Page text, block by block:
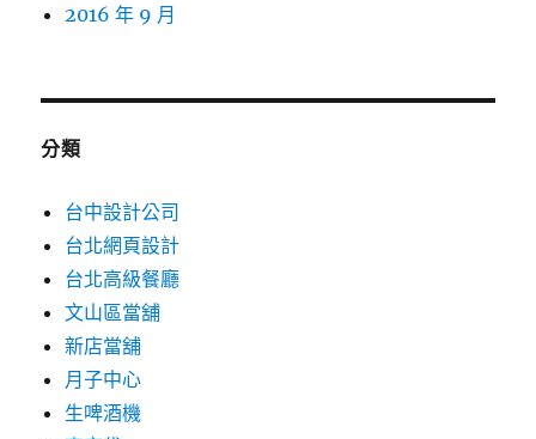
2016 年 9 月
分類
台中設計公司
台北網頁設計
台北高級餐廳
文山區當舖
新店當舖
月子中心
生啤酒機